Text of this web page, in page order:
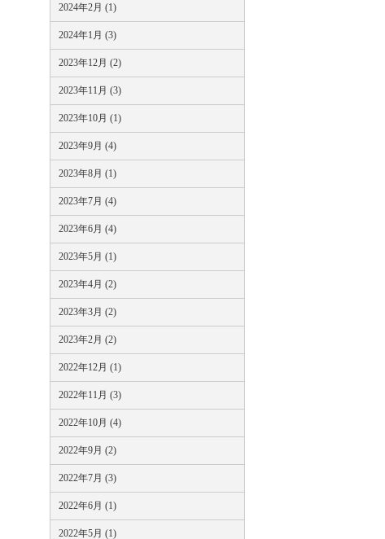
2024年2月 (1)
2024年1月 (3)
2023年12月 (2)
2023年11月 (3)
2023年10月 (1)
2023年9月 (4)
2023年8月 (1)
2023年7月 (4)
2023年6月 (4)
2023年5月 (1)
2023年4月 (2)
2023年3月 (2)
2023年2月 (2)
2022年12月 (1)
2022年11月 (3)
2022年10月 (4)
2022年9月 (2)
2022年7月 (3)
2022年6月 (1)
2022年5月 (1)